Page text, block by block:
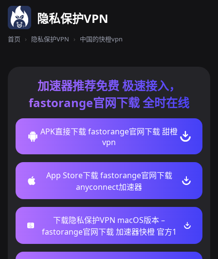
隐私保护VPN
首页 › 隐私保护VPN › 中国的快橙vpn
加速器推荐免费 极速接入，
fastorange官网下载 全时在线
APK直接下载 fastorange官网下载 甜橙
vpn
App Store下载 fastorange官网下载
anyconnect加速器
下载隐私保护VPN macOS版本 –
fastorange官网下载 加速器快橙 官方1